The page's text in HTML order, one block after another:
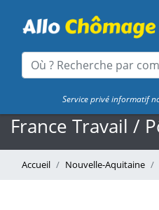
Service privé informatif
France Travail /
Accueil Nouvelle-Aquitaine